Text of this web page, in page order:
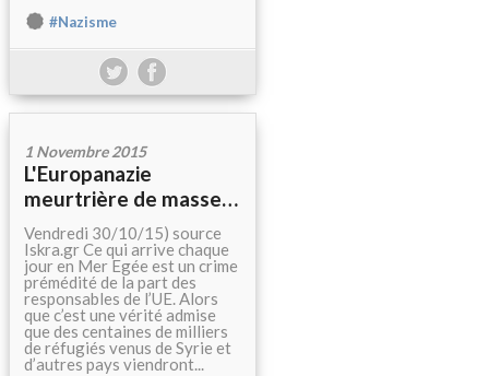
#Nazisme
1 Novembre 2015
L'Europanazie
meurtrière de masse…
Vendredi 30/10/15) source
Iskra.gr Ce qui arrive chaque
jour en Mer Egée est un crime
prémédité de la part des
responsables de l’UE. Alors
que c’est une vérité admise
que des centaines de milliers
de réfugiés venus de Syrie et
d’autres pays viendront...